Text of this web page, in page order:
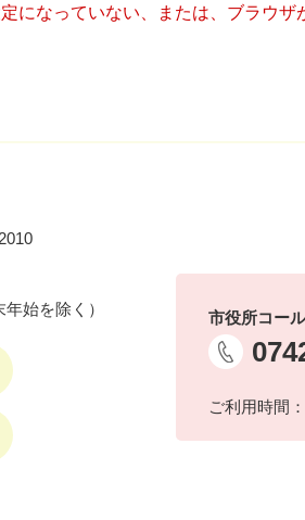
になっていない、または、ブラウ
始を除く）
市役所コー
ご利用時間